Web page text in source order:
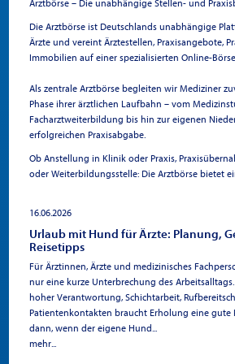
- zentrale Lage und gute Erreichbarkeit mit
- Barrierefreier Zugang
- Moderne Webseite
Arztbörse – Die unabhängige Stellen- und
Die Arztbörse ist Deutschlands unabhängige
Ärzte und vereint Ärztestellen, Praxisangebote,
Immobilien auf einer spezialisierten Online-
Als zentrale Arztbörse begleiten wir Mediziner
Phase ihrer ärztlichen Laufbahn – vom
Facharztweiterbildung bis hin zur eigenen
erfolgreichen Praxisabgabe.
Ob Anstellung in Klinik oder Praxis,
oder Weiterbildungsstelle: Die Arztbörse bietet
Was ist die
Arztbörse?
Die Arztbörse ist eine spezialisierte Job- und
ausschließlich auf die beruflichen Bedürfnisse
Medizinstudierenden und medizinischen
16.06.2026
Urlaub mit Hund für Ärzte: Planung,
Reisetipps
Für Ärztinnen, Ärzte und medizinisches
nur eine kurze Unterbrechung des
hoher Verantwortung, Schichtarbeit,
Patientenkontakten braucht Erholung eine gute
dann, wenn der eigene Hund...
mehr...